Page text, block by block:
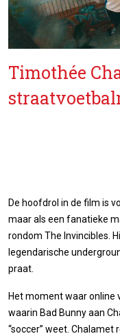
Timothée
De hoofdrol in de film is
maar als een fanatieke
rondom The Invincibles.
legendarische
praat.
Het moment waar online
waarin Bad Bunny aan
“soccer” weet. Chalamet